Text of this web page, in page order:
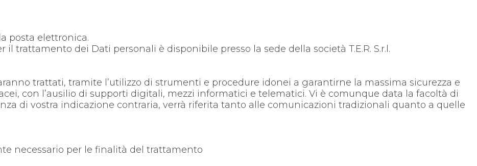
posta elettronica.
il trattamento dei Dati personali è disponibile presso la sede della società T.E.R. S.r.l.
trattati, tramite l’utilizzo di strumenti e procedure idonei a garantirne la massima sicurezza e
con l’ausilio di supporti digitali, mezzi informatici e telematici. Vi è comunque data la facoltà di
di vostra indicazione contraria, verrà riferita tanto alle comunicazioni tradizionali quanto a quelle
necessario per le finalità del trattamento